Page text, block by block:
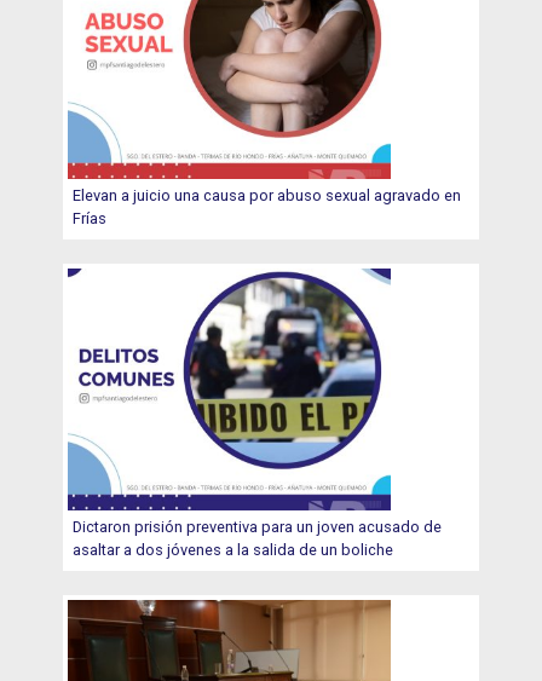
Elevan a juicio una causa por abuso sexual agravado en
Frías
Dictaron prisión preventiva para un joven acusado de
asaltar a dos jóvenes a la salida de un boliche